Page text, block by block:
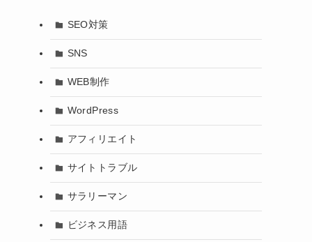
SEO対策
SNS
WEB制作
WordPress
アフィリエイト
サイトトラブル
サラリーマン
ビジネス用語